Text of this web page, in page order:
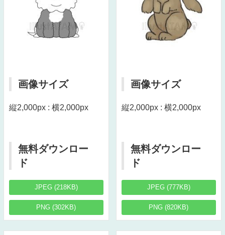
画像サイズ
縦2,000px : 横2,000px
無料ダウンロー
ド
JPEG (218KB)
PNG (302KB)
画像サイズ
縦2,000px : 横2,000px
無料ダウンロー
ド
JPEG (777KB)
PNG (820KB)